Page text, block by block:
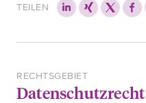
TEILEN
RECHTSGEBIET
Datenschutzrecht